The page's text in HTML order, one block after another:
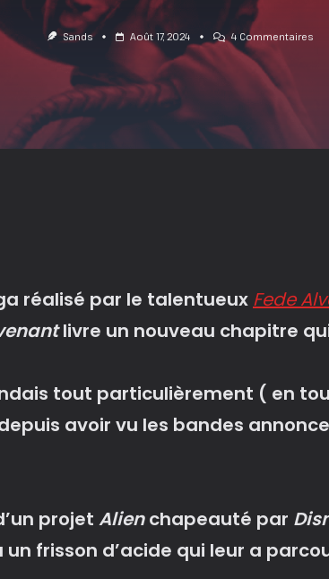
Sands Août 17, 2024 4 CommentairesSur
réalisé par le talentueux Fede
livre un nouveau chapitre
tout particulièrement ( en
avoir vu les bandes
projet Alienchapeauté par
frisson d’acide qui leur a